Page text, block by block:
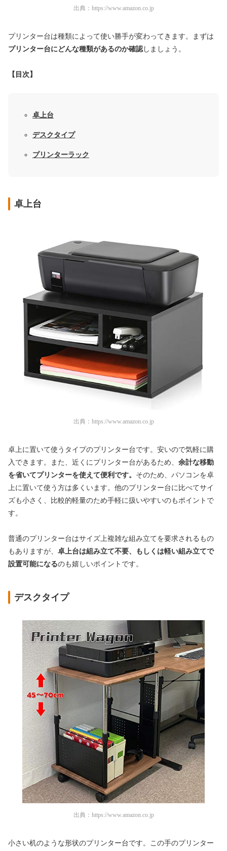
出典： https://www.amazon.co.jp
プリンター台は種類によって使い勝手が変わってきます。まずは
プリンター台にどんな種類があるのか確認 しましょう。
【目次】
卓上台
デスクタイプ
プリンターラック
卓上台
出典： https://www.amazon.co.jp
卓上に置いて使うタイプのプリンター台です。安いので気軽に購
入できます。また、近くにプリンター台があるため、 余計な移動
を省いてプリンターを使えて便利です。 そのため、パソコンを卓
上に置いて使う方は多くいます。他のプリンター台に比べてサイ
ズも小さく、比較的軽量のため手軽に扱いやすいのもポイントで
す。
普通のプリンター台はサイズ上複雑な組み立てを要求されるもの
もありますが、 卓上台は組み立て不要、もしくは軽い組み立てで
設置可能になるのも嬉しいポイントです。
デスクタイプ
出典： https://www.amazon.co.jp
小さい机のような形状のプリンター台です。この手のプリンター